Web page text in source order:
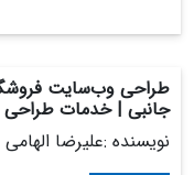
طراحی وب‌سایت
جانبی | خدمات
نویسنده :علیرضا الهامی